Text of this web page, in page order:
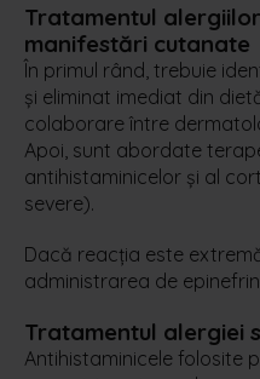
Tratamentul
manifestări cutanate
În primul rând, trebuie
și eliminat imediat din
colaborare între
Apoi, sunt abordate
antihistaminicelor și al
severe).
Dacă reacția este
administrarea de
Tratamentul alergiei
Antihistaminicele folosite